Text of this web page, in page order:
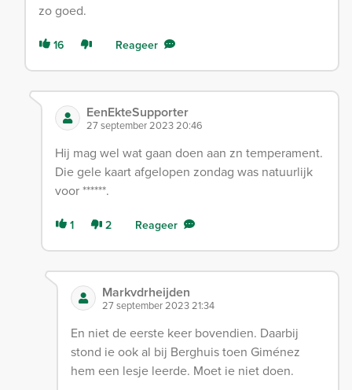
zo goed.
16 Reageer
EenEkteSupporter
27 september 2023 20:46
Hij mag wel wat gaan doen aan zn temperament.
Die gele kaart afgelopen zondag was natuurlijk
voor ******.
1 2 Reageer
Markvdrheijden
27 september 2023 21:34
En niet de eerste keer bovendien. Daarbij
stond ie ook al bij Berghuis toen Giménez
hem een lesje leerde. Moet ie niet doen.